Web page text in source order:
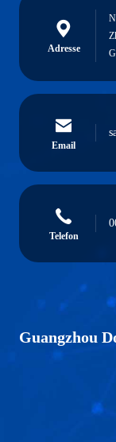
Adresse
Email
Telefon
Guangzhou